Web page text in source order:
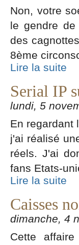
Non, votre
le gendre de
des
8ème
Lire la suite
Serial IP
lundi, 5
En regardant
j'ai réalisé
réels. J'ai
fans Etats-
Lire la suite
Caisses
dimanche, 4
Cette